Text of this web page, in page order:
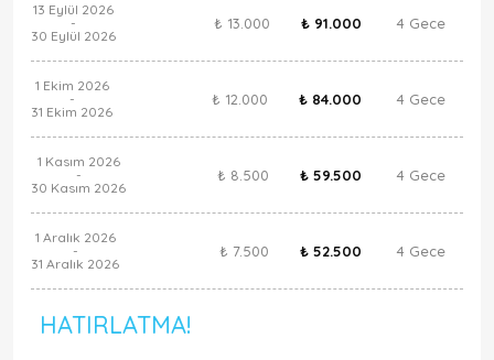
13 Eylül 2026
-
30 Eylül 2026
₺ 13.000 ₺ 91.000 4 Gece
1 Ekim 2026
-
31 Ekim 2026
₺ 12.000 ₺ 84.000 4 Gece
1 Kasım 2026
-
30 Kasım 2026
₺ 8.500 ₺ 59.500 4 Gece
1 Aralık 2026
-
31 Aralık 2026
₺ 7.500 ₺ 52.500 4 Gece
HATIRLATMA!